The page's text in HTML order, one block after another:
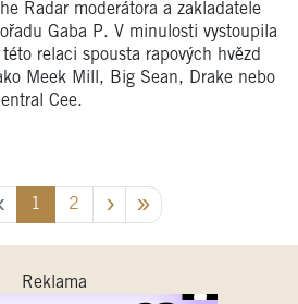
Radar moderátora a zakladatele
Gaba P. V minulosti vystoupila
této relaci spousta rapových hvězd
Meek Mill, Big Sean, Drake nebo
Cee.
1 2
Reklama